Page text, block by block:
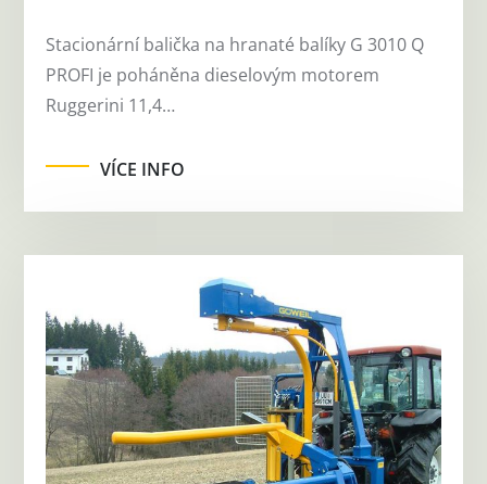
Stacionární balička na hranaté balíky G 3010 Q
PROFI je poháněna dieselovým motorem
Ruggerini 11,4…
VÍCE INFO